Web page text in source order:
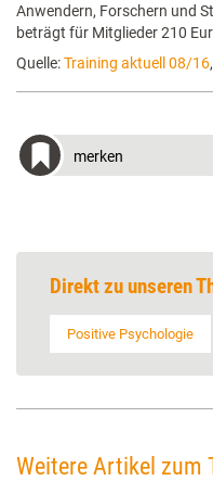
Anwendern, Forschern und
beträgt für Mitglieder 210
Quelle:Training aktuell 08/16
merken
Direkt zu unseren
Positive Psychologie
Weitere Artikel zum